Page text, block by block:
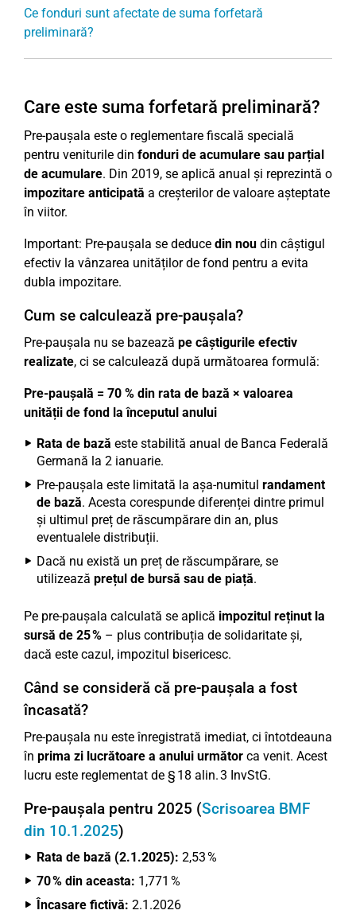
Ce fonduri sunt afectate de suma forfetară
preliminară?
Care este suma forfetară preliminară?
Pre-paușala este o reglementare fiscală specială
pentru veniturile din fonduri de acumulare sau parțial
de acumulare. Din 2019, se aplică anual și reprezintă o
impozitare anticipată a creșterilor de valoare așteptate
în viitor.
Important: Pre-paușala se deduce din nou din câștigul
efectiv la vânzarea unităților de fond pentru a evita
dubla impozitare.
Cum se calculează pre-paușala?
Pre-paușala nu se bazează pe câștigurile efectiv
realizate, ci se calculează după următoarea formulă:
Pre-paușală = 70 % din rata de bază × valoarea
unității de fond la începutul anului
Rata de bază este stabilită anual de Banca Federală
Germană la 2 ianuarie.
Pre-paușala este limitată la așa-numitul randament
de bază. Acesta corespunde diferenței dintre primul
și ultimul preț de răscumpărare din an, plus
eventualele distribuții.
Dacă nu există un preț de răscumpărare, se
utilizează prețul de bursă sau de piață.
Pe pre-paușala calculată se aplică impozitul reținut la
sursă de 25 % – plus contribuția de solidaritate și,
dacă este cazul, impozitul bisericesc.
Când se consideră că pre-paușala a fost
încasată?
Pre-paușala nu este înregistrată imediat, ci întotdeauna
în prima zi lucrătoare a anului următor ca venit. Acest
lucru este reglementat de § 18 alin. 3 InvStG.
Pre-paușala pentru 2025 (Scrisoarea BMF
din 10.1.2025)
Rata de bază (2.1.2025): 2,53 %
70 % din aceasta: 1,771 %
Încasare fictivă: 2.1.2026